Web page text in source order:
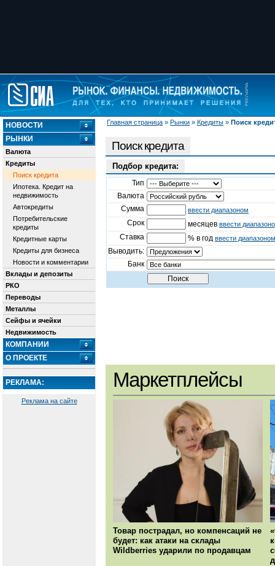
Главная страница » Рынки » Кредиты » Поиск
НОВОСТИ
РЫНКИ
Валюта
Кредиты
Поиск кредита
Ипотека. Кредит на
недвижимость
Автокредиты
Потребительские
кредиты
Кредитные карты
Кредиты для бизнеса
Новости и комментарии
Вклады и депозиты
РКО
Переводы
Металлы
Сейфы и ячейки
Недвижимость
КОМПАНИИ
О ПРОЕКТЕ
РЕКЛАМА:
Реклама на сайте
Поиск кредита
Подбор кредита:
Тип
Валюта
Сумма
ввести диапазоном
Срок месяцев ввести
Ставка % в год ввести диапазоном
Выводить:
Банк
Маркетплейсы
Товар пострадал, но компенсаций не
будет: как атаки на склады
Wildberries ударили по продавцам